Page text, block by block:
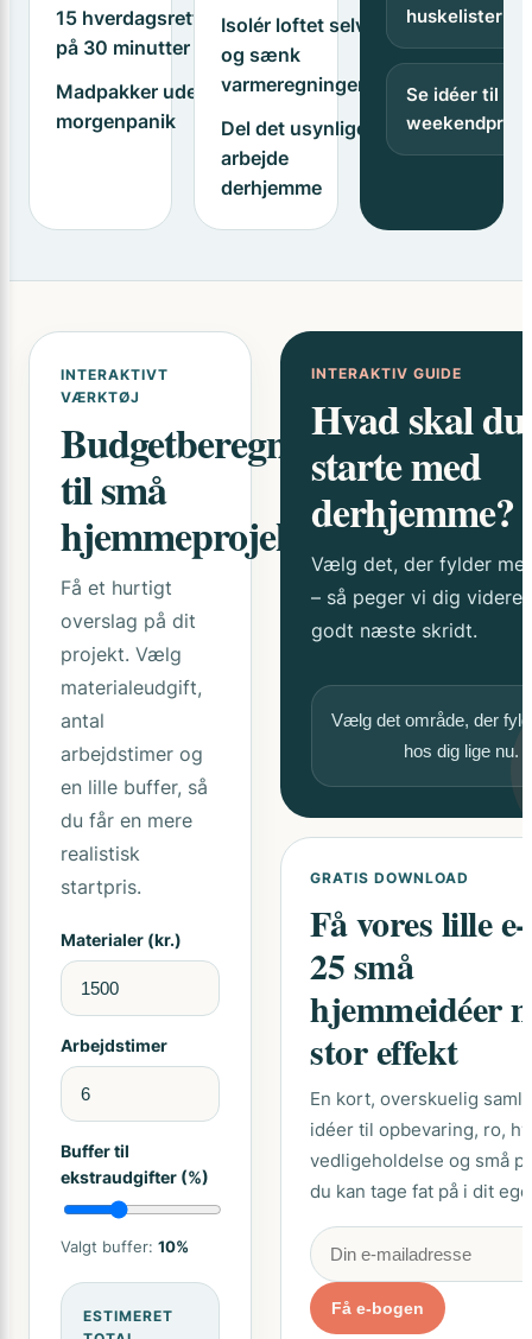
15 hverdagsretter
på 30 minutter
Madpakker uden
morgenpanik
Isolér loftet selv
og sænk
varmeregningen
Del det usynlige
arbejde
derhjemme
huskelister
Se idéer til
INTERAKTIVT
VÆRKTØJ
Budgetberegner
til små
hjemmeprojekter
Få et hurtigt
overslag på dit
projekt. Vælg
materialeudgift,
antal
arbejdstimer og
en lille buffer, så
du får en mere
realistisk
startpris.
Materialer (kr.)
Arbejdstimer
Buffer til
ekstraudgifter (%)
Valgt buffer: 10%
ESTIMERET
INTERAKTIV GUIDE
Hvad skal du
starte med
derhjemme?
Vælg det, der fylder
– så peger vi dig videre
godt næste skridt.
Vælg det område, der
hos dig lige nu.
GRATIS DOWNLOAD
Få vores lille
25 små
hjemmeidéer
stor effekt
En kort, overskuelig
idéer til opbevaring, ro,
vedligeholdelse og små
du kan tage fat på i dit
Få e-bogen